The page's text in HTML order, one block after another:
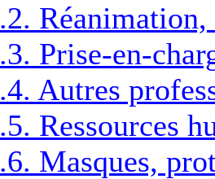
Prise-en-
Autres
Ressources
Masques,